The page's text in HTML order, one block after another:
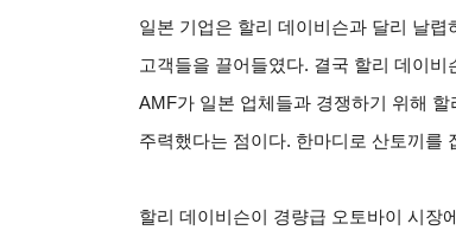
일본 기업은 할리 데이비슨과 달리 날
고객들을 끌어들였다. 결국 할리 데이
AMF가 일본 업체들과 경쟁하기 위해
주력했다는 점이다. 한마디로 산토끼를
할리 데이비슨이 경량급 오토바이 시장